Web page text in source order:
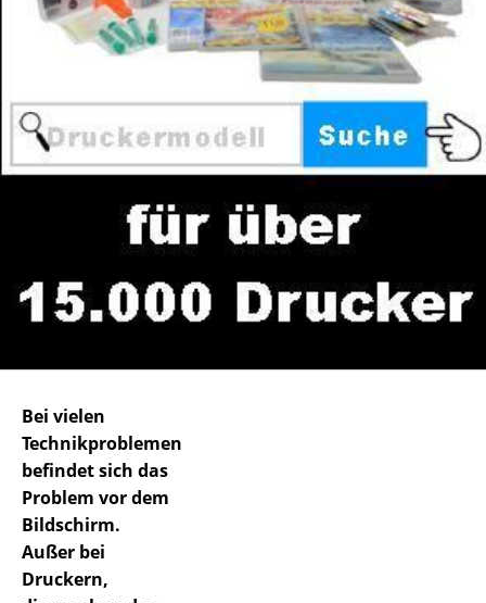
Bei vielen
Technikproblemen
befindet sich das
Problem vor dem
Bildschirm.
Außer bei
Druckern,